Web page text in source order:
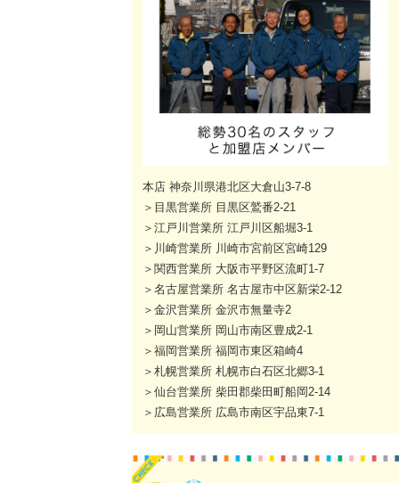
本店 神奈川県港北区大倉山3-7-8
＞目黒営業所 目黒区鷲番2-21
＞江戸川営業所 江戸川区船堀3-1
＞川崎営業所 川崎市宮前区宮崎129
＞関西営業所 大阪市平野区流町1-7
＞名古屋営業所 名古屋市中区新栄2-12
＞金沢営業所 金沢市無量寺2
＞岡山営業所 岡山市南区豊成2-1
＞福岡営業所 福岡市東区箱崎4
＞札幌営業所 札幌市白石区北郷3-1
＞仙台営業所 柴田郡柴田町船岡2-14
＞広島営業所 広島市南区宇品東7-1